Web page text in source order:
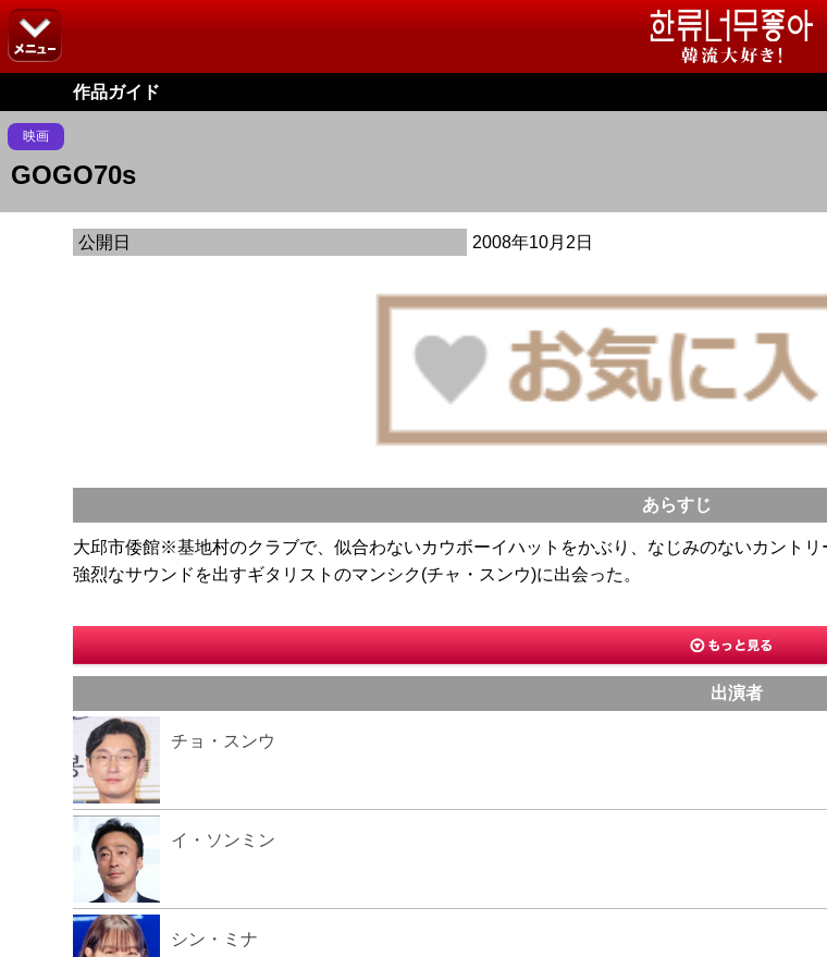
作品ガイド
映画
GOGO70s
公開日 2008年10月2日
あらすじ
大邱市倭館※基地村のクラブで、似合わないカウボーイハットをかぶり、なじみのないカント
強烈なサウンドを出すギタリストのマンシク(チャ・スンウ)に出会った。
出演者
チョ・スンウ
イ・ソンミン
シン・ミナ